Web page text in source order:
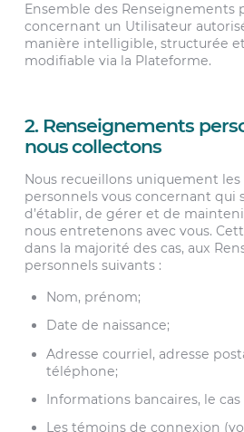
Ensemble des Renseignements
concernant un Utilisateur
manière intelligible, structurée
modifiable via la Plateforme.
2. Renseignements
nous collectons
Nous recueillons uniquement
personnels vous concernant qui
d’établir, de gérer et de
nous entretenons avec vous.
dans la majorité des cas, aux
personnels suivants :
Nom, prénom;
Date de naissance;
Adresse courriel, adresse
téléphone;
Informations bancaires, le
Les témoins de connexion